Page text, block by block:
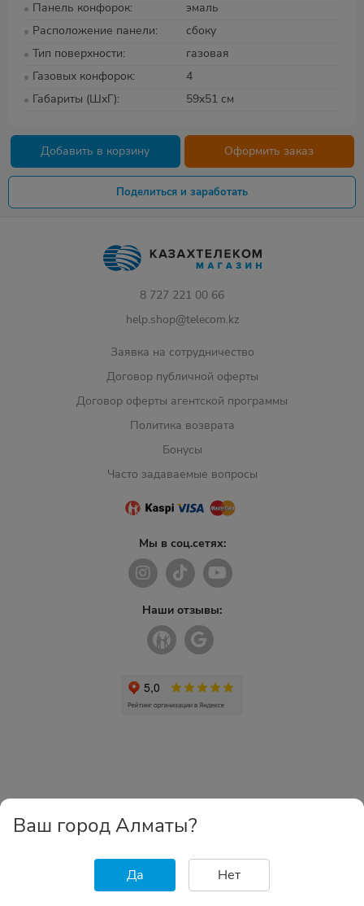
Панель конфорок
эмаль
Расположение панели
сбоку
Тип поверхности
газовая
Газовых конфорок
4
Габариты (ШхГ)
59x51 см
Добавить в корзину Оформить заказ
Поделиться и заработать
8 727 221 00 66
help.shop@telecom.kz
Заявка на сотрудничество
Договор публичной оферты
Договор оферты агентской программы
Политика возврата
Бонусы
Часто задаваемые вопросы
Мы в соц.сетях:
Наши отзывы:
Ваш город Алматы?
Да Нет